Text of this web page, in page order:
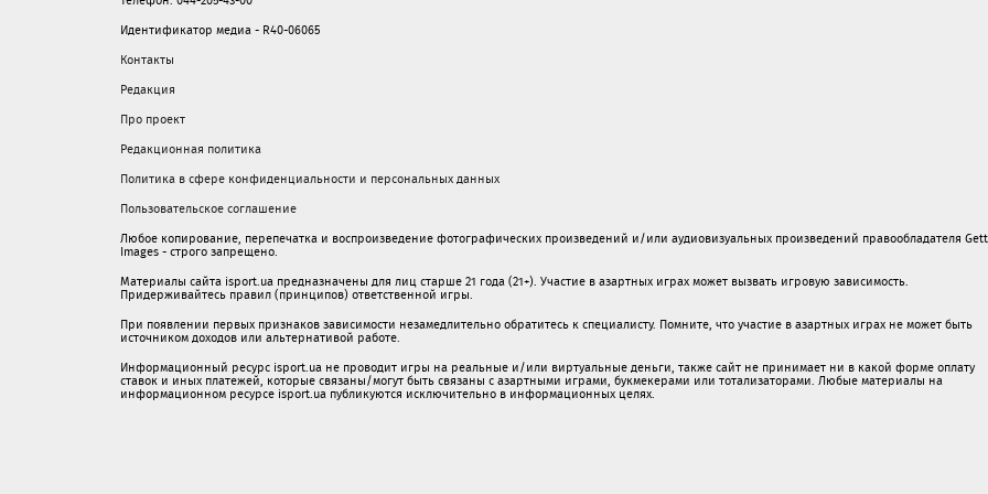
Идентификатор медиа - R40-06065
Контакты
Редакция
Про проект
Редакционная политика
Политика в сфере конфиденциальности и персональных данных
Пользовательское соглашение
Любое копирование, перепечатка и воспроизведение фотографических произведений и/или аудиовизуальных произведений правообладателя
Images - строго запрещено.
Материалы сайта isport.ua предназначены для лиц старше 21 года (21+). Участие в азартных играх может вызвать игровую зависимость.
Придерживайтесь правил (принципов) ответственной игры.
При появлении первых признаков зависимости незамедлительно обратитесь к специалисту. Помните, что участие в азартных играх не может быть
источником доходов или альтернативой работе.
Информационный ресурс isport.ua не проводит игры на реальные и/или виртуальные деньги, также сайт не принимает ни в какой форме oплaту
ставок и иных платежей, которые связаны/могут быть связаны c азартными игрaми, букмекерами или тотализаторами. Любые материалы на
информационном ресурсе isport.ua публикуютcя исключительно в информационных целях.